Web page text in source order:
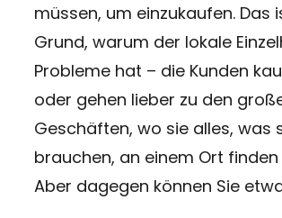
müssen, um einzukaufen. Das
Grund, warum der lokale
Probleme hat – die Kunden
oder gehen lieber zu den
Geschäften, wo sie alles, was
brauchen, an einem Ort finden
Aber dagegen können Sie